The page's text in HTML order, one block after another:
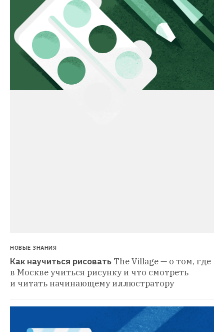
НОВЫЕ ЗНАНИЯ
Как научиться рисовать The Village — о том, где
в Москве учиться рисунку и что смотреть
и читать начинающему иллюстратору